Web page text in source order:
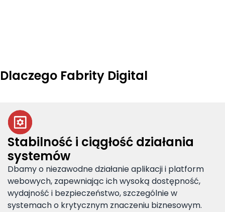
Dlaczego Fabrity Digital
Stabilność i ciągłość działania
systemów
Dbamy o niezawodne działanie aplikacji i platform
webowych, zapewniając ich wysoką dostępność,
wydajność i bezpieczeństwo, szczególnie w
systemach o krytycznym znaczeniu biznesowym.